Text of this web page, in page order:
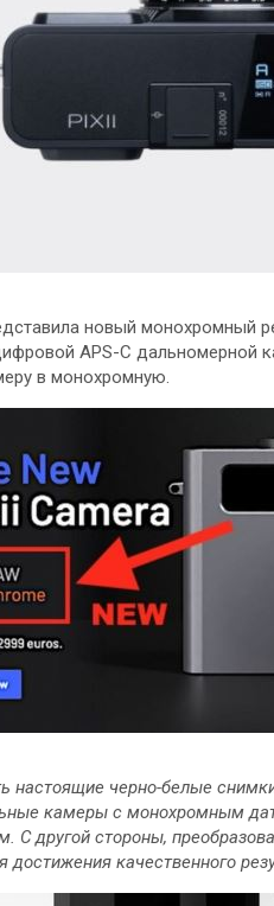
новый монохромный
APS-C дальномерной
в монохромную.
настоящие черно-белые
камеры с монохромным
С другой стороны,
достижения качественного